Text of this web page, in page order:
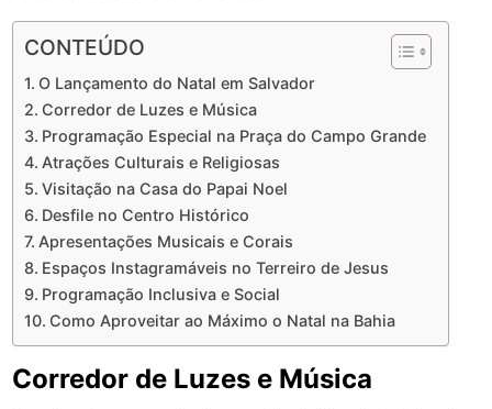
CONTEÚDO
O Lançamento do Natal em Salvador
Corredor de Luzes e Música
Programação Especial na Praça do Campo Grande
Atrações Culturais e Religiosas
Visitação na Casa do Papai Noel
Desfile no Centro Histórico
Apresentações Musicais e Corais
Espaços Instagramáveis no Terreiro de Jesus
Programação Inclusiva e Social
Como Aproveitar ao Máximo o Natal na Bahia
Corredor de Luzes e Música